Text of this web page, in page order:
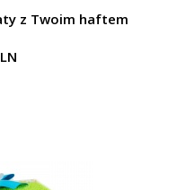
z Twoim haftem